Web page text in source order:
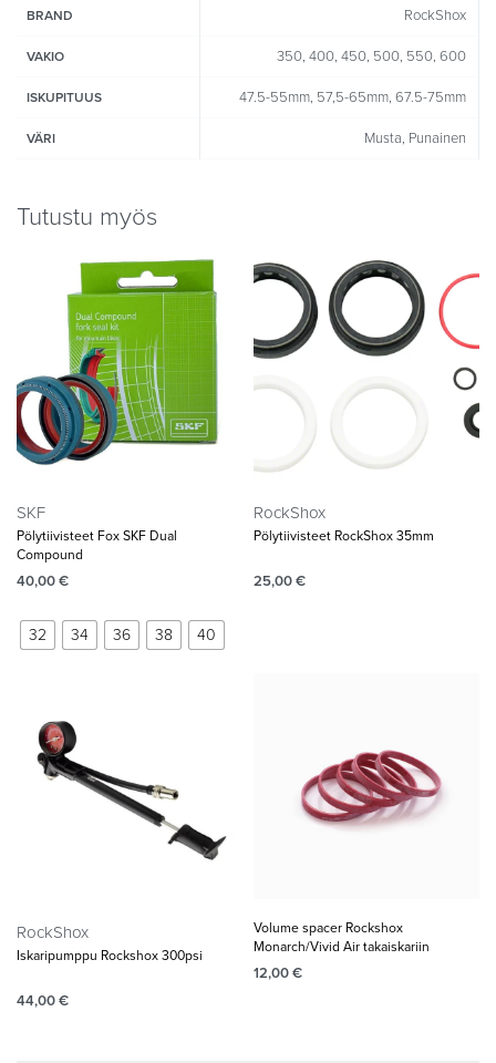
BRAND RockShox
VAKIO 350, 400, 450, 500, 550, 600
ISKUPITUUS 47.5-55mm, 57,5-65mm, 67.5-75mm
VÄRI Musta, Punainen
Tutustu myös
SKF
Pölytiivisteet Fox SKF Dual
Compound
40,00€
32 34 36 38 40
RockShox
Pölytiivisteet RockShox 35mm
25,00€
RockShox
Iskaripumppu Rockshox 300psi
44,00€
Volume spacer Rockshox
Monarch/Vivid Air takaiskariin
12,00€